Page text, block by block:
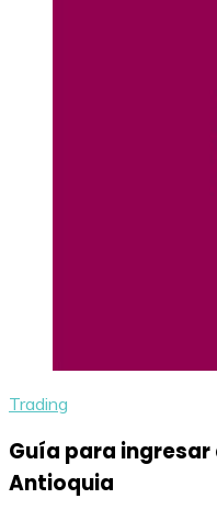
Trading
Guía para ingresar
Antioquia